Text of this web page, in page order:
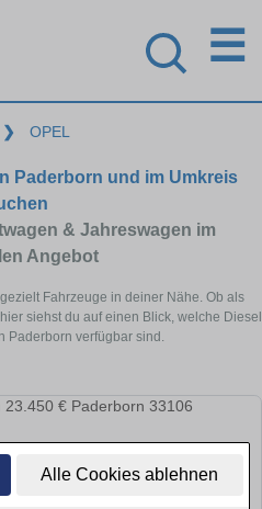
Alle Cookies ablehnen
☰
❯ OPEL
Paderborn und im Umkreis
& Jahreswagen im
Angebot
Fahrzeuge in deiner Nähe. Ob als
siehst du auf einen Blick, welche Diesel
Paderborn verfügbar sind.